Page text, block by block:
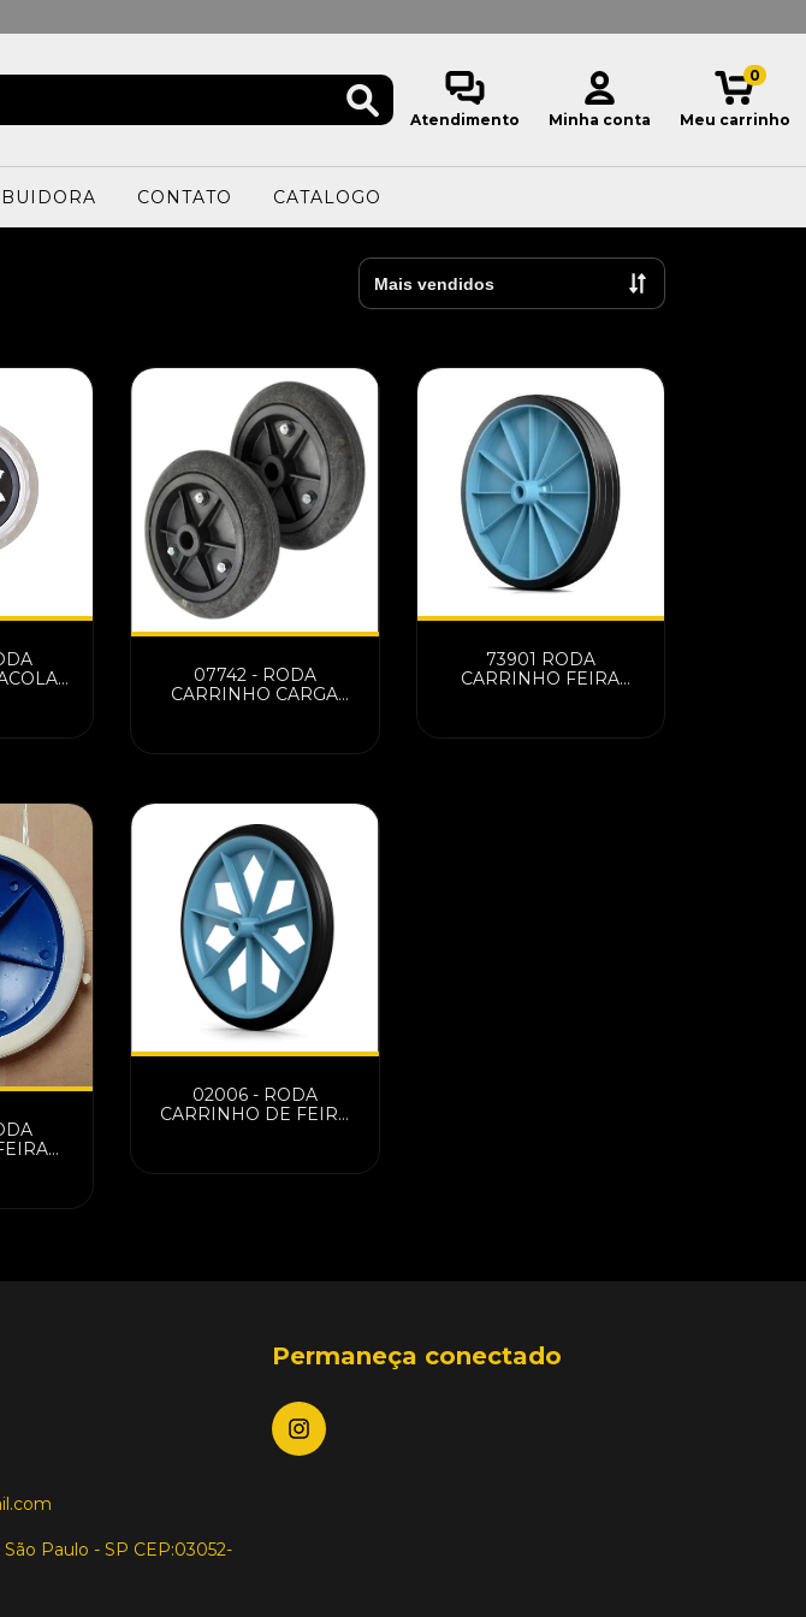
Atendimento Minha conta Meu carrinho
0
CONTATO CATALOGO
07742 - RODA
CARRINHO CARGA
73901 RODA
CARRINHO FEIRA
02006 - RODA
CARRINHO DE FEIRA
Paulo - SP CEP:03052-
Permaneça conectado